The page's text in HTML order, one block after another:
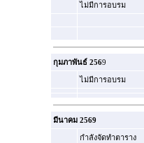
ไม่มีการอบรม
กุมภาพันธ์ 2569
ไม่มีการอบรม
มีนาคม 2569
กำลังจัดทำตาราง